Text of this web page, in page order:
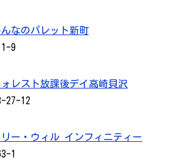
なのパレット新町
9
ォレスト放課後デイ高崎貝沢
27-12
リー・ウィル インフィニティー
1